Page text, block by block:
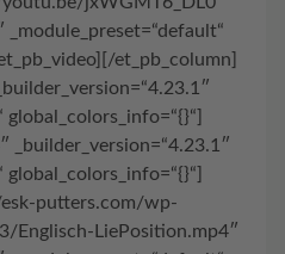
_module_preset=“default“
et_pb_column]
global_colors_info=“{}“]
_builder_version=“4.23.1″
global_colors_info=“{}“]
esk-putters.com/wp-
LiePosition.mp4″